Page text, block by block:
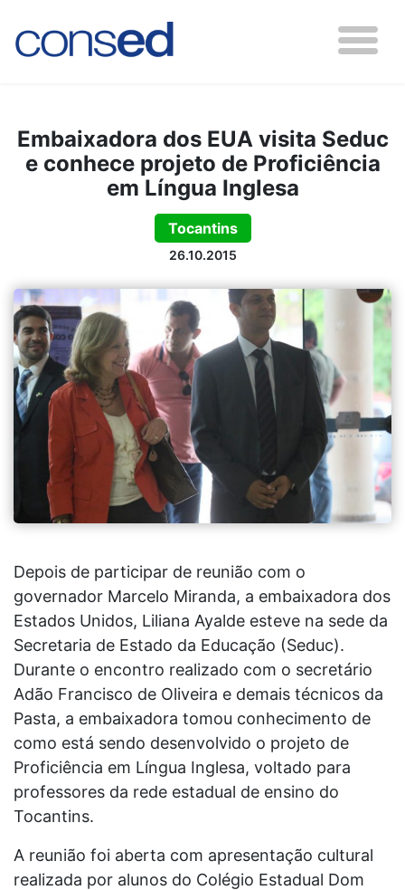
Embaixadora dos EUA visita Seduc
e conhece projeto de Proficiência
em Língua Inglesa
Tocantins
26.10.2015
Depois de participar de reunião com o
governador Marcelo Miranda, a embaixadora dos
Estados Unidos, Liliana Ayalde esteve na sede da
Secretaria de Estado da Educação (Seduc).
Durante o encontro realizado com o secretário
Adão Francisco de Oliveira e demais técnicos da
Pasta, a embaixadora tomou conhecimento de
como está sendo desenvolvido o projeto de
Proficiência em Língua Inglesa, voltado para
professores da rede estadual de ensino do
Tocantins.
A reunião foi aberta com apresentação cultural
realizada por alunos do Colégio Estadual Dom